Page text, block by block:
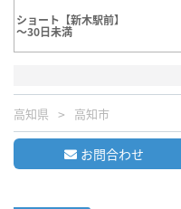
ショート【新木駅前】
～30日未満
高知県 高知市
お問合わせ